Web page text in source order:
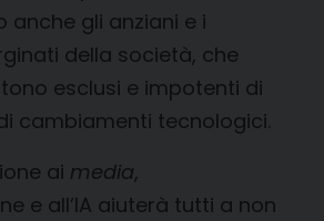
anche gli anziani e i
della società, che
esclusi e impotenti di
cambiamenti tecnologici.
ai media,
e all’IA aiuterà tutti a non